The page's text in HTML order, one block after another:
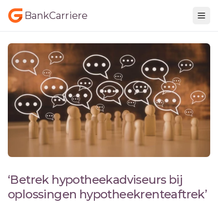
BankCarriere
‘Betrek hypotheekadviseurs bij
oplossingen hypotheekrenteaftrek’